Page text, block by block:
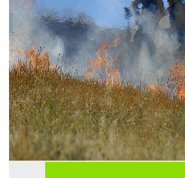
HEALTH&WELLNESS
GREEN TECH
GLOCAL
ECO-EVENTI
ECOINCENTRIAMOCI